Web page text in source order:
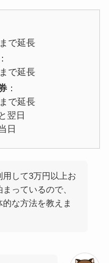
で延長
で延長
：
で延長
翌日
日
して3万円以上お
っているので、
な方法を教えま